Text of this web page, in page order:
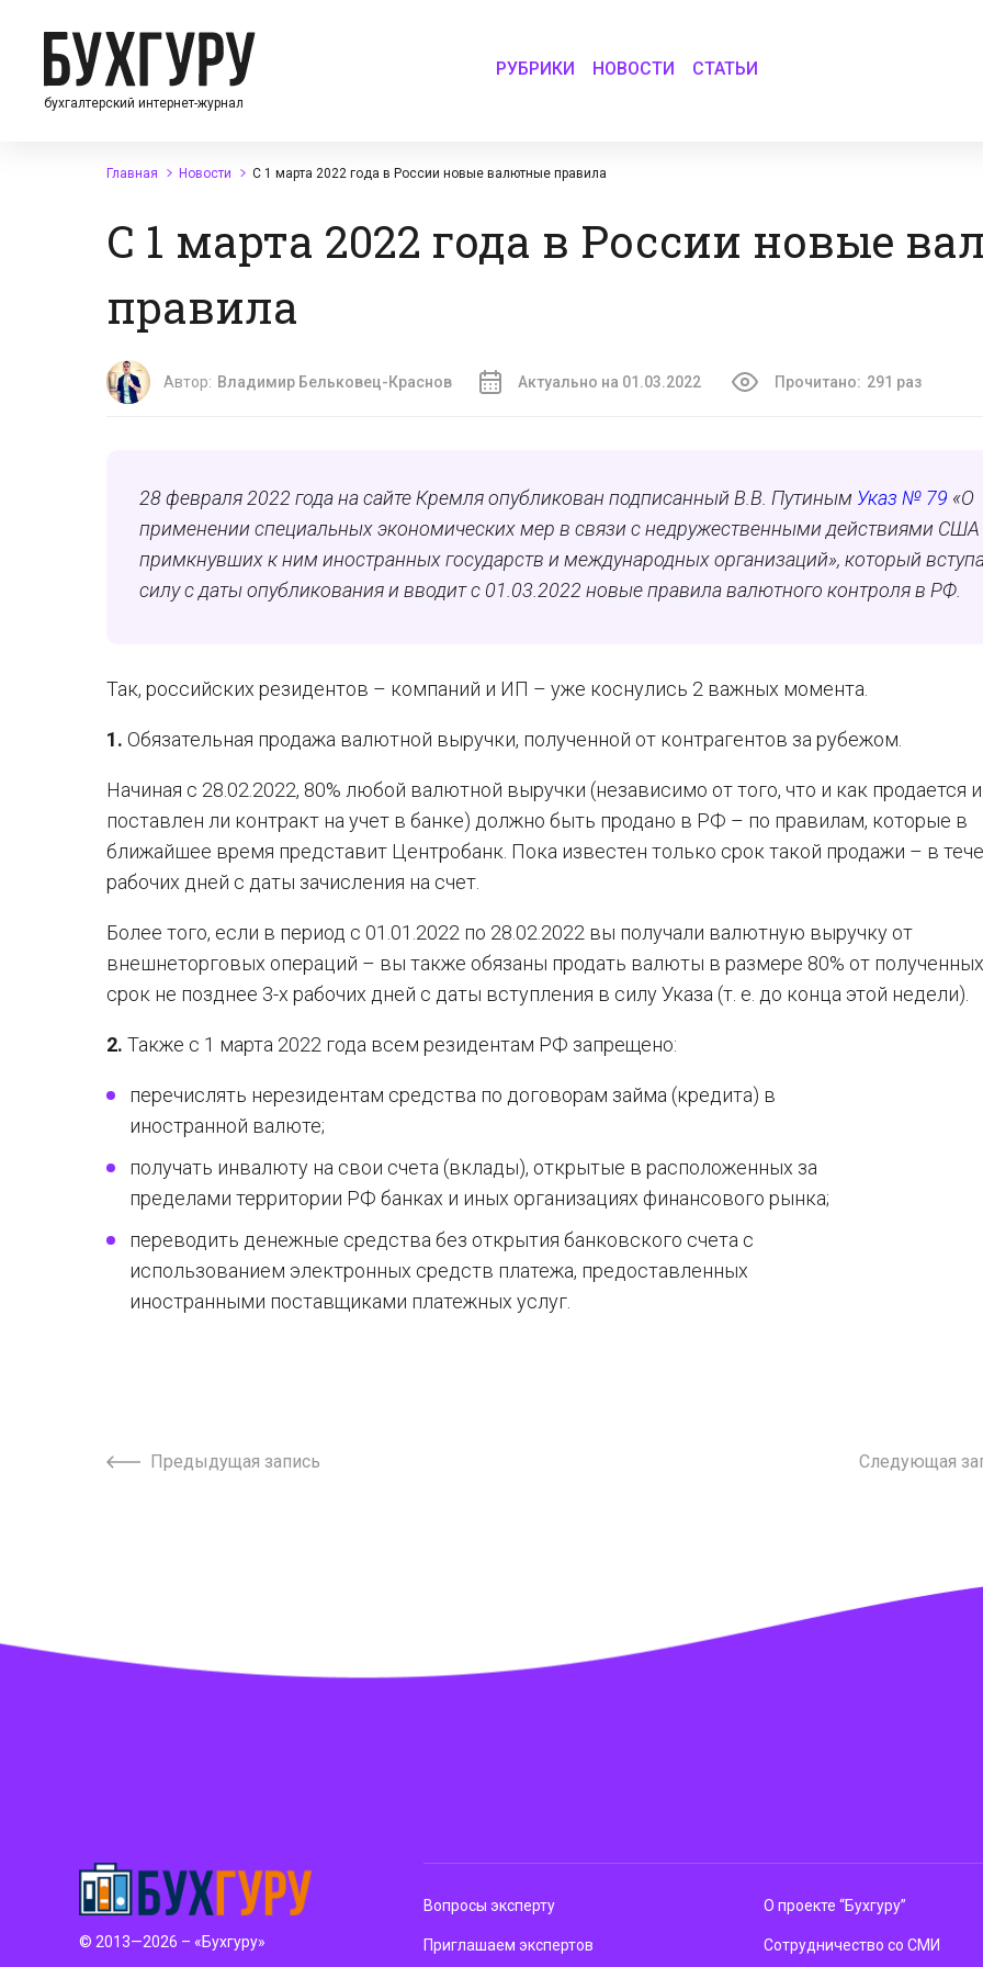
бухгалтерский интернет-журнал
РУБРИКИ НОВОСТИ СТАТЬИ
Главная Новости С 1 марта 2022 года в России новые валютные правила
С 1 марта 2022 года в России новые
правила
Автор: Владимир Бельковец-Краснов Актуально на 01.03.2022 Прочитано: 291 раз
28 февраля 2022 года на сайте Кремля опубликован подписанный В.В. Путиным Указ № 79 «О
применении специальных экономических мер в связи с недружественными действиями США
примкнувших к ним иностранных государств и международных организаций», который
силу с даты опубликования и вводит с 01.03.2022 новые правила валютного контроля в РФ.
Так, российских резидентов – компаний и ИП – уже коснулись 2 важных момента.
1. Обязательная продажа валютной выручки, полученной от контрагентов за рубежом.
Начиная с 28.02.2022, 80% любой валютной выручки (независимо от того, что и как продается и
поставлен ли контракт на учет в банке) должно быть продано в РФ – по правилам, которые в
ближайшее время представит Центробанк. Пока известен только срок такой продажи – в
рабочих дней с даты зачисления на счет.
Более того, если в период с 01.01.2022 по 28.02.2022 вы получали валютную выручку от
внешнеторговых операций – вы также обязаны продать валюты в размере 80% от
срок не позднее 3-х рабочих дней с даты вступления в силу Указа (т. е. до конца этой недели).
2. Также с 1 марта 2022 года всем резидентам РФ запрещено:
перечислять нерезидентам средства по договорам займа (кредита) в
иностранной валюте;
получать инвалюту на свои счета (вклады), открытые в расположенных за
пределами территории РФ банках и иных организациях финансового рынка;
переводить денежные средства без открытия банковского счета с
использованием электронных средств платежа, предоставленных
иностранными поставщиками платежных услуг.
Предыдущая запись Следующая
© 2013—2026 – «Бухгуру»
Вопросы эксперту
Приглашаем экспертов
О проекте “Бухгуру”
Сотрудничество со СМИ